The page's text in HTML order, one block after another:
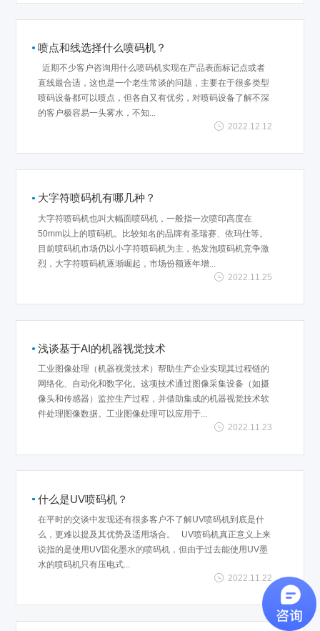
喷点和线选择什么喷码机？
近期不少客户咨询用什么喷码机实现在产品表面标记点或者
直线最合适，这也是一个老生常谈的问题，主要在于很多类型
喷码设备都可以喷点，但各自又有优劣，对喷码设备了解不深
的客户极容易一头雾水，不知...
2022.12.12
大字符喷码机有哪几种？
大字符喷码机也叫大幅面喷码机，一般指一次喷印高度在
50mm以上的喷码机。比较知名的品牌有圣瑞赛、依玛仕等。
目前喷码机市场仍以小字符喷码机为主，热发泡喷码机竞争激
烈，大字符喷码机逐渐崛起，市场份额逐年增...
2022.11.25
浅谈基于AI的机器视觉技术
工业图像处理（机器视觉技术）帮助生产企业实现其过程链的
网络化、自动化和数字化。这项技术通过图像采集设备（如摄
像头和传感器）监控生产过程，并借助集成的机器视觉技术软
件处理图像数据。工业图像处理可以应用于...
2022.11.23
什么是UV喷码机？
在平时的交谈中发现还有很多客户不了解UV喷码机到底是什
么，更难以提及其优势及适用场合。 UV喷码机真正意义上来
说指的是使用UV固化墨水的喷码机，但由于过去能使用UV墨
水的喷码机只有压电式...
2022.11.22